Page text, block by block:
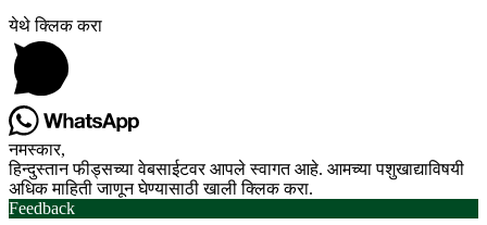
येथे क्लिक करा
नमस्कार,
हिन्दुस्तान फीड्सच्या वेबसाईटवर आपले स्वागत आहे. आमच्या पशुखाद्याविषयी
अधिक माहिती जाणून घेण्यासाठी खाली क्लिक करा.
Feedback